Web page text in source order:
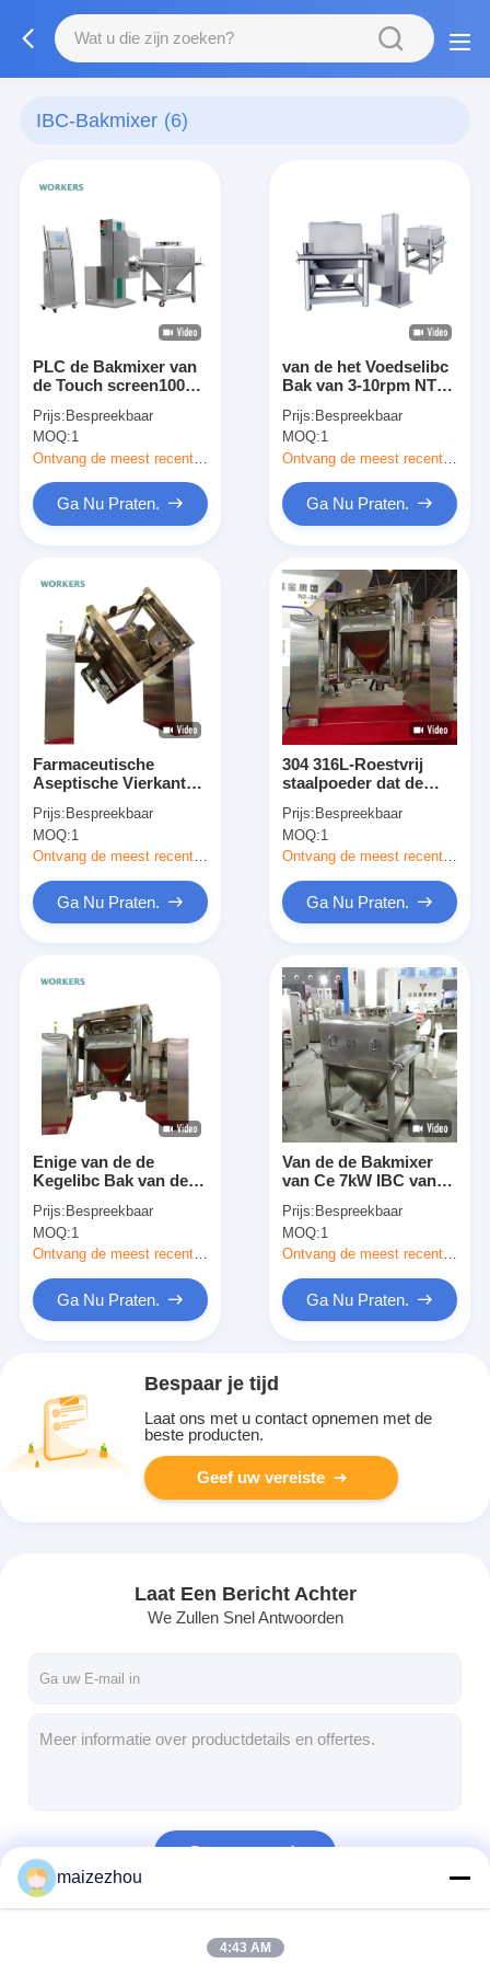
IBC-Bakmixer (6)
PLC de Bakmixer van
de Touch screen1000l
Vultrechter IBC voor
Nutraceuticals
Prijs: Bespreekbaar
MOQ:1
Ontvang de meest recente Prijs
Ga Nu Praten.
van de het Voedselibc
Bak van 3-10rpm NTC
bevestigde
Liftvultrechter het
Mengen zich Machine
Prijs: Bespreekbaar
MOQ:1
Ga Nu Praten.
Farmaceutische
Aseptische Vierkante
de Kegelmixer
Chemische het
Mengen zich Machine
Prijs: Bespreekbaar
MOQ:1
Ontvang de meest recente Prijs
Ga Nu Praten.
304 316L-Roestvrij
staalpoeder dat de
Mixermachine 500kg
mengt
Prijs: Bespreekbaar
MOQ:1
Ga Nu Praten.
Enige van de de
Kegelibc Bak van de
Mixer Farmaceutische
Industriële Chemische
Mixer
Prijs: Bespreekbaar
MOQ:1
Ontvang de meest recente Prijs
Ga Nu Praten.
Van de de Bakmixer
van Ce 7kW IBC van
Noten die van het de
Korrelssuikergoed het
Mengen zich Machine
Prijs: Bespreekbaar
MOQ:1
Ontvang de meest recente Prijs
Ga Nu Praten.
Bespaar je tijd
Laat ons met u contact opnemen met de
beste producten.
Geef uw vereiste
Laat Een Bericht Achter
We Zullen Snel Antwoorden
Doorgaan
maizezhou
4:43 AM